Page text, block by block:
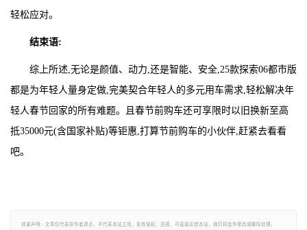
轻松应对。
结束语:
综上所述,无论是颜值、动力,还是智能、安全,25款探索06都市版
都是为年轻人量身定做,完美契合年轻人的多元用车需求,轻松解决年
轻人春节回家的所有难题。且春节前购车还可享限时以旧换新至高
抵35000元(含国家补贴)等钜惠,打算节前购车的小伙伴,赶紧去看看
吧。
郑重声明：文章仅代表原作者观点，不代表本站立场；如有侵权、违规，可直接反馈本站，我们将会作修改或删除处理。